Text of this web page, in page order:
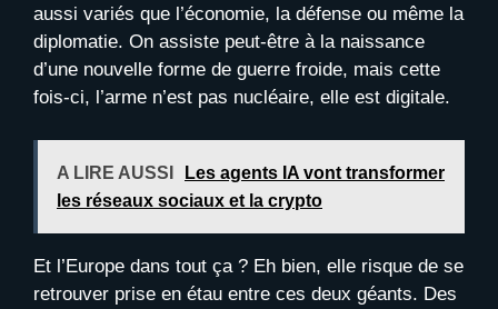
aussi variés que l’économie, la défense ou même la
diplomatie. On assiste peut-être à la naissance
d’une nouvelle forme de guerre froide, mais cette
fois-ci, l’arme n’est pas nucléaire, elle est digitale.
A LIRE AUSSI
Les agents IA vont transformer
les réseaux sociaux et la crypto
Et l’Europe dans tout ça ? Eh bien, elle risque de se
retrouver prise en étau entre ces deux géants. Des